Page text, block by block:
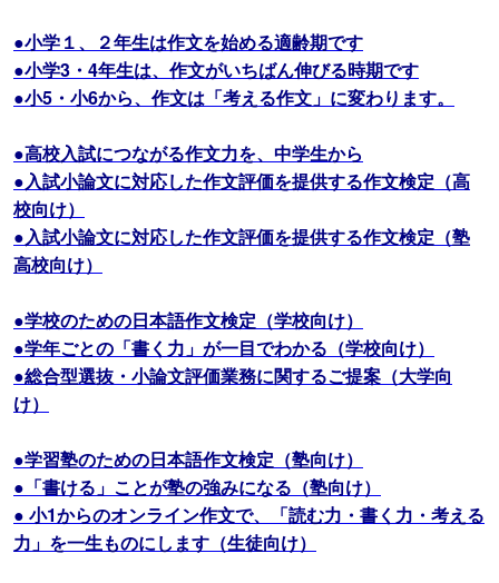
●小学１、２年生は作文を始める適齢期です
●小学3・4年生は、作文がいちばん伸びる時期です
●小5・小6から、作文は「考える作文」に変わります。
●高校入試につながる作文力を、中学生から
●入試小論文に対応した作文評価を提供する作文検定（高
校向け）
●入試小論文に対応した作文評価を提供する作文検定（塾
高校向け）
●学校のための日本語作文検定（学校向け）
●学年ごとの「書く力」が一目でわかる（学校向け）
●総合型選抜・小論文評価業務に関するご提案（大学向
け）
●学習塾のための日本語作文検定（塾向け）
●「書ける」ことが塾の強みになる（塾向け）
● 小1からのオンライン作文で、「読む力・書く力・考える
力」を一生ものにします（生徒向け）